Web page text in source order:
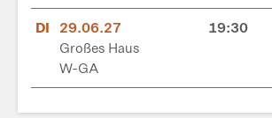
DI 29.06.27
19:30
Großes Haus
W-GA